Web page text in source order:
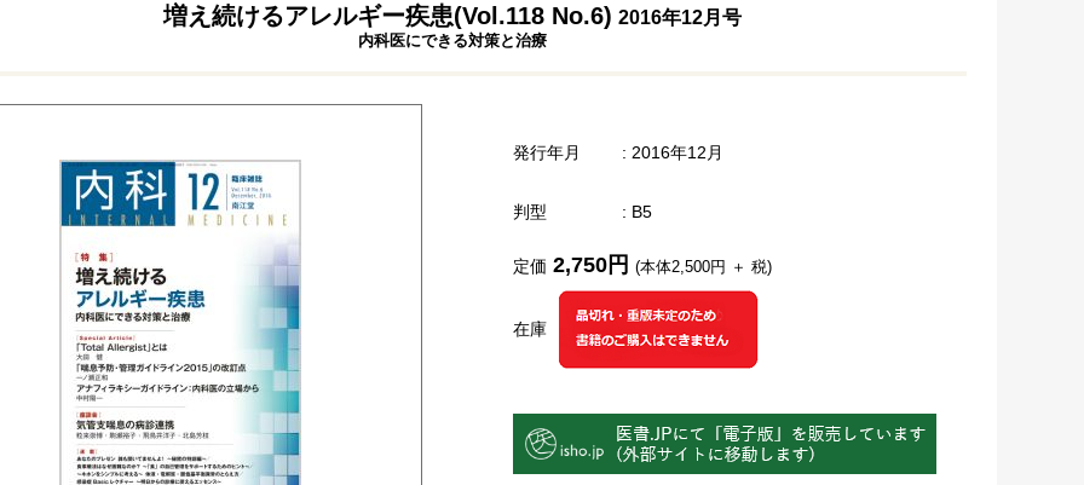
増え続けるアレルギー疾患(Vol.118 No.6) 2016年12月号
内科医にできる対策と治療
発行年月 : 2016年12月
判型 : B5
在庫
定価 2,750円 (本体2,500円 ＋ 税)